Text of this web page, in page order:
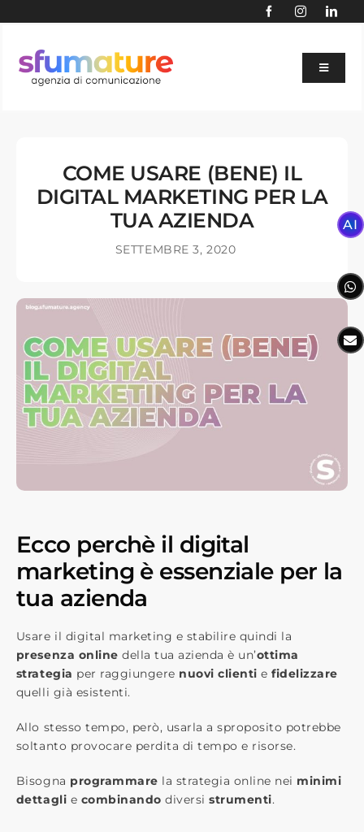
content
Toggle
AGENZIA
SITE AUDIT GRATUITO
CONTATTACI
COME USARE (BENE) IL
DIGITAL MARKETING PER LA
TUA AZIENDA
SETTEMBRE 3, 2020
Ecco perchè il digital
marketing è essenziale per la
tua azienda
Usare il digital marketing e stabilire quindi la ​
presenza online​ della tua azienda è un’​ottima
strategia ​ per raggiungere ​nuovi clienti ​ efidelizzare
quelli già esistenti.
Allo stesso tempo, però, usarla ​a sproposito​ potrebbe
soltanto provocare perdita di tempo e risorse.
Bisogna ​ programmare​ la strategia online nei ​ minimi
dettagli​ e combinando​ diversi ​strumenti​.
AI